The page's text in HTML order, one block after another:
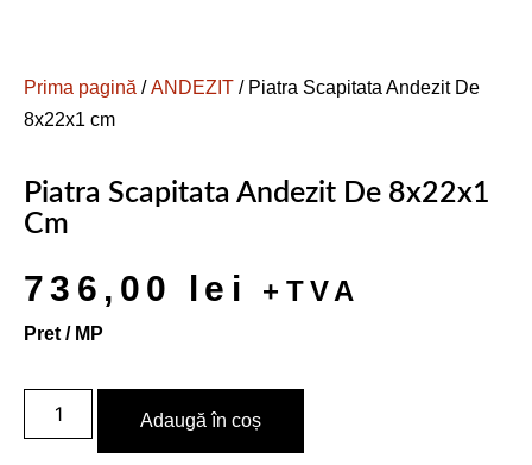
Prima pagină /ANDEZIT / Piatra Scapitata Andezit De
8x22x1 cm
Piatra Scapitata Andezit De 8x22x1
Cm
736,00 lei +TVA
Pret / MP
Adaugă în coș